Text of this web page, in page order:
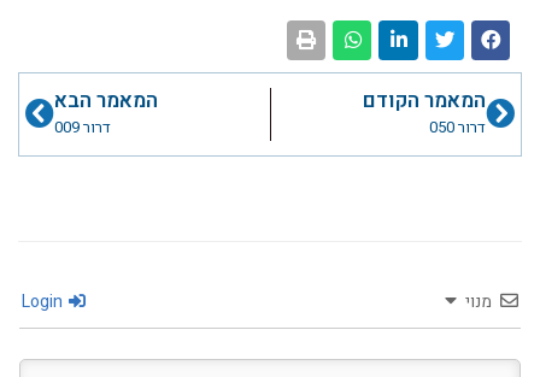
קודםהמאמר הקודם
דרור 050
המאמר הבא
דרור 009
הבא
מנוי